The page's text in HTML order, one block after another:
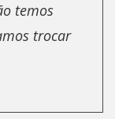
temos
trocar